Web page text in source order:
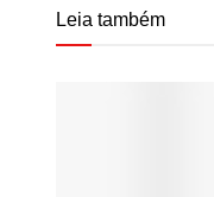
Leia também